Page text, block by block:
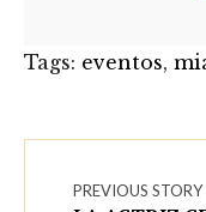
Tags: eventos,
PREVIOUS STORY